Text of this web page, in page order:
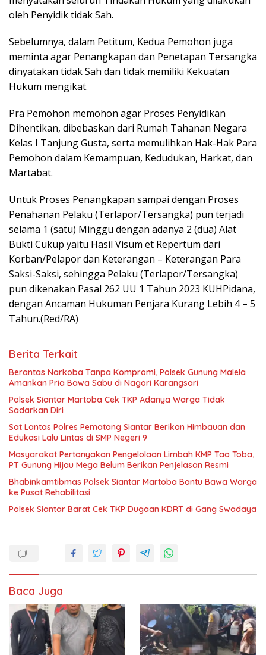
oleh Penyidik tidak Sah.
Sebelumnya, dalam Petitum, Kedua Pemohon juga
meminta agar Penangkapan dan Penetapan Tersangka
dinyatakan tidak Sah dan tidak memiliki Kekuatan
Hukum mengikat.
Pra Pemohon memohon agar Proses Penyidikan
Dihentikan, dibebaskan dari Rumah Tahanan Negara
Kelas I Tanjung Gusta, serta memulihkan Hak-Hak Para
Pemohon dalam Kemampuan, Kedudukan, Harkat, dan
Martabat.
Untuk Proses Penangkapan sampai dengan Proses
Penahanan Pelaku (Terlapor/Tersangka) pun terjadi
selama 1 (satu) Minggu dengan adanya 2 (dua) Alat
Bukti Cukup yaitu Hasil Visum et Repertum dari
Korban/Pelapor dan Keterangan – Keterangan Para
Saksi-Saksi, sehingga Pelaku (Terlapor/Tersangka)
pun dikenakan Pasal 262 UU 1 Tahun 2023 KUHPidana,
dengan Ancaman Hukuman Penjara Kurang Lebih 4 – 5
Tahun.(Red/RA)
Berita Terkait
Berantas Narkoba Tanpa Kompromi, Polsek Gunung Malela
Amankan Pria Bawa Sabu di Nagori Karangsari
Polsek Siantar Martoba Cek TKP Adanya Warga Tidak
Sadarkan Diri
Sat Lantas Polres Pematang Siantar Berikan Himbauan dan
Edukasi Lalu Lintas di SMP Negeri 9
Masyarakat Pertanyakan Pengelolaan Limbah KMP Tao Toba,
PT Gunung Hijau Mega Belum Berikan Penjelasan Resmi
Bhabinkamtibmas Polsek Siantar Martoba Bantu Bawa Warga
ke Pusat Rehabilitasi
Polsek Siantar Barat Cek TKP Dugaan KDRT di Gang Swadaya
Baca Juga